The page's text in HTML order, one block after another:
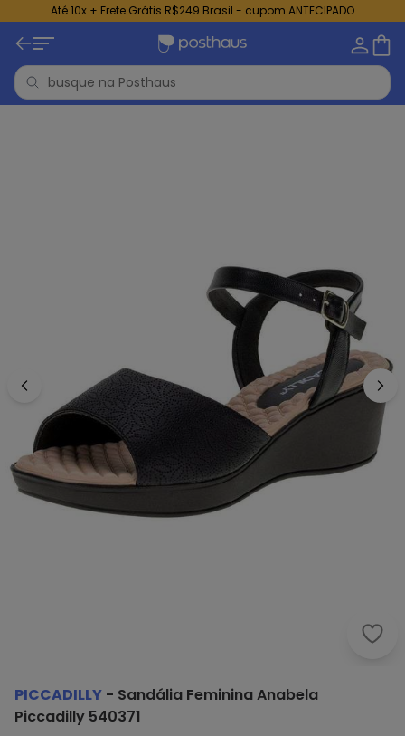
Até 10x + Frete Grátis R$249 Brasil - cupom ANTECIPADO
PICCADILLY - Sandália Feminina Anabela
Piccadilly 540371